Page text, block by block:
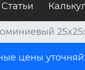
Статьи
цены